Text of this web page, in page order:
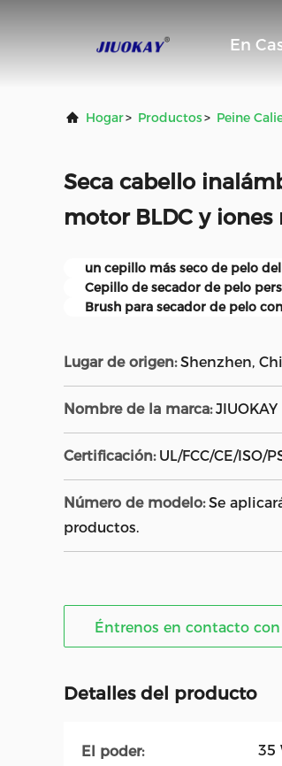
En
Hogar> Productos> Peine
Seca cabello
motor BLDC y
un cepillo más seco de pelo
Cepillo de secador de pelo
Brush para secador de pelo
Lugar de origen: Shenzhen,
Nombre de la marca: JIUOKAY
Certificación: UL/FCC/CE/ISO/
Número de modelo: Se
productos.
Éntrenos en contacto con
Detalles del producto
El poder: 35